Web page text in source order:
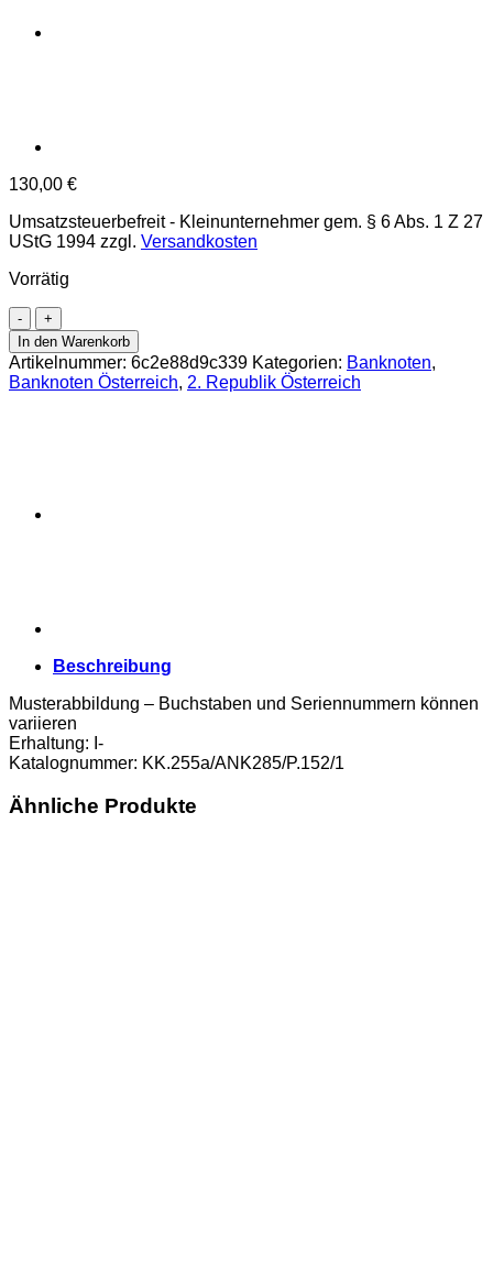
130,00 €
Umsatzsteuerbefreit - Kleinunternehmer gem. § 6 Abs. 1 Z 27
UStG 1994 zzgl. Versandkosten
Vorrätig
Österr.Nationalbank
-
1000
Schilling
1983,
KN.schwarz
In den Warenkorb
Artikelnummer: 6c2e88d9c339 Kategorien: Banknoten,
Banknoten Österreich, 2. Republik Österreich
Beschreibung
Musterabbildung – Buchstaben und Seriennummern können
variieren
Erhaltung: I-
Katalognummer: KK.255a/ANK285/P.152/1
Ähnliche Produkte